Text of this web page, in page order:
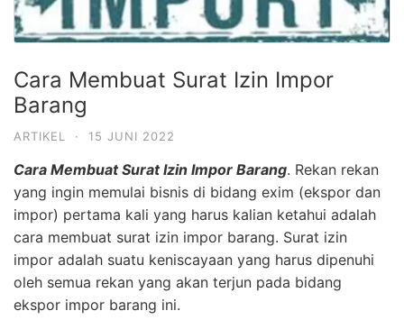
Cara Membuat Surat Izin Impor
Barang
ARTIKEL · 15 JUNI 2022
Cara Membuat Surat Izin Impor Barang. Rekan rekan
yang ingin memulai bisnis di bidang exim (ekspor dan
impor) pertama kali yang harus kalian ketahui adalah
cara membuat surat izin impor barang. Surat izin
impor adalah suatu keniscayaan yang harus dipenuhi
oleh semua rekan yang akan terjun pada bidang
ekspor impor barang ini.